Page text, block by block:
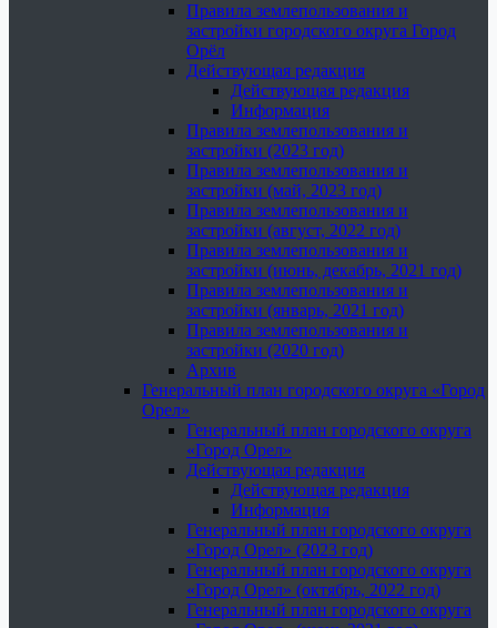
Правила землепользования и
застройки городского округа Город
Орёл
Действующая редакция
Действующая редакция
Информация
Правила землепользования и
застройки (2023 год)
Правила землепользования и
застройки (май, 2023 год)
Правила землепользования и
застройки (август, 2022 год)
Правила землепользования и
застройки (июнь, декабрь, 2021 год)
Правила землепользования и
застройки (январь, 2021 год)
Правила землепользования и
застройки (2020 год)
Архив
Генеральный план городского округа «Город
Орел»
Генеральный план городского округа
«Город Орел»
Действующая редакция
Действующая редакция
Информация
Генеральный план городского округа
«Город Орел» (2023 год)
Генеральный план городского округа
«Город Орел» (октябрь, 2022 год)
Генеральный план городского округа